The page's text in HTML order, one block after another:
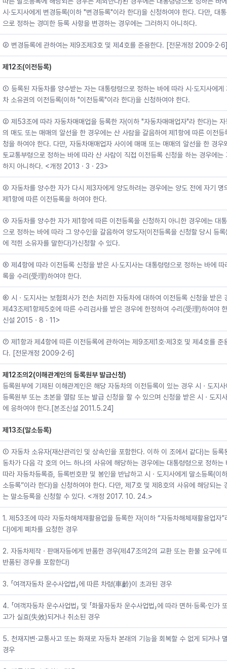
시·도지사에게 변경등록(이하 "변경등록"이라 한다)을 신청하여야 한다. 다만, 대
으로 정하는 경미한 등록 사항을 변경하는 경우에는 그러하지 아니하다.
② 변경등록에 관하여는 제9조제3호 및 제4호를 준용한다. [전문개정
제12조(이전등록)
① 등록된 자동차를 양수받는 자는 대통령령으로 정하는 바에 따라 시·도지사에게
차 소유권의 이전등록(이하 "이전등록"이라 한다)을 신청하여야 한다.
② 제53조에 따라 자동차매매업을 등록한 자(이하 "자동차매매업자"라 한다)는 자
의 매도 또는 매매의 알선을 한 경우에는 산 사람을 갈음하여 제1항에 따른 이전등
청을 하여야 한다. 다만, 자동차매매업자 사이에 매매 또는 매매의 알선을 한 경우
토교통부령으로 정하는 바에 따라 산 사람이 직접 이전등록 신청을 하는 경우에는
하지 아니하다. <개정 2013ㆍ3ㆍ23>
③ 자동차를 양수한 자가 다시 제3자에게 양도하려는 경우에는 양도 전에 자기 명
제1항에 따른 이전등록을 하여야 한다.
④ 자동차를 양수한 자가 제1항에 따른 이전등록을 신청하지 아니한 경우에는 대
으로 정하는 바에 따라 그 양수인을 갈음하여 양도자(이전등록을 신청할 당시 등록
에 적힌 소유자를 말한다)가신청할 수 있다.
⑤ 제4항에 따라 이전등록 신청을 받은 시·도지사는 대통령령으로 정하는 바에 따
록을 수리(受理)하여야 한다.
⑥ 시ㆍ도지사는 보험회사가 전손 처리한 자동차에 대하여 이전등록 신청을 받은
제43조제1항제5호에 따른 수리검사를 받은 경우에 한정하여 수리(受理)하여야
신설 2015ㆍ8ㆍ11>
⑦ 제1항과 제4항에 따른 이전등록에 관하여는 제9조제1호·제3호 및 제4호를 준
다. [전문개정 2009·2·6]
제12조의2(이해관계인의 등록원부 발급신청)
등록원부에 기재된 이해관계인은 해당 자동차의 이전등록이 있는 경우 시ㆍ도지사
등록원부 또는 초본을 열람 또는 발급 신청을 할 수 있으며 신청을 받은 시ㆍ도지
에 응하여야 한다.[본조신설 2011.5.24]
제13조(말소등록)
① 자동차 소유자(재산관리인 및 상속인을 포함한다. 이하 이 조에서 같다)는 등록
동차가 다음 각 호의 어느 하나의 사유에 해당하는 경우에는 대통령령으로 정하는
따라 자동차등록증, 등록번호판 및 봉인을 반납하고 시ㆍ도지사에게 말소등록(이
소등록”이라 한다)을 신청하여야 한다. 다만, 제7호 및 제8호의 사유에 해당되는
는 말소등록을 신청할 수 있다. <개정 2017. 10. 24.>
1. 제53조에 따라 자동차해체재활용업을 등록한 자(이하 “자동차해체재활용업자”
다)에게 폐차를 요청한 경우
2. 자동차제작ㆍ판매자등에게 반품한 경우(제47조의2의 교환 또는 환불 요구에
반품된 경우를 포함한다)
3. 「여객자동차 운수사업법」에 따른 차령(車齡)이 초과된 경우
4. 「여객자동차 운수사업법」 및 「화물자동차 운수사업법」에 따라 면허·등록·인가
고가 실효(失效)되거나 취소된 경우
5. 천재지변·교통사고 또는 화재로 자동차 본래의 기능을 회복할 수 없게 되거나
경우